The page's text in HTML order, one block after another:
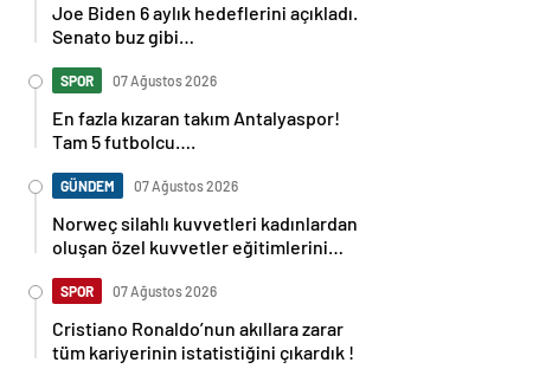
Joe Biden 6 aylık hedeflerini açıkladı.
Senato buz gibi…
SPOR 07 Ağustos 2026
En fazla kızaran takım Antalyaspor!
Tam 5 futbolcu….
GÜNDEM 07 Ağustos 2026
Norweç silahlı kuvvetleri kadınlardan
oluşan özel kuvvetler eğitimlerini
SPOR 07 Ağustos 2026
Cristiano Ronaldo’nun akıllara zarar
tüm kariyerinin istatistiğini çıkardık !